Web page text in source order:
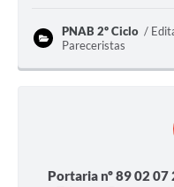
PNAB 2º Ciclo
Pareceristas
Portaria nº 89 02